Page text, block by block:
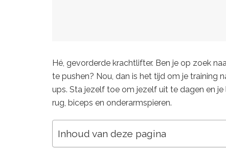
Hé, gevorderde krachtlifter. Ben je op zoek
te pushen? Nou, dan is het tijd om je training
ups. Sta jezelf toe om jezelf uit te dagen en
rug, biceps en onderarmspieren.
Inhoud van deze pagina